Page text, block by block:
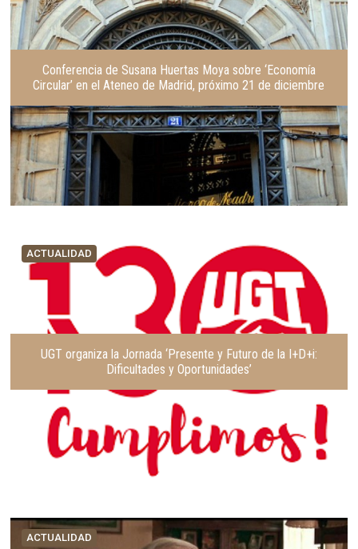
Conferencia de Susana Huertas Moya sobre ‘Economía
Circular’ en el Ateneo de Madrid, próximo 21 de diciembre
ACTUALIDAD
UGT organiza la Jornada ‘Presente y Futuro de la I+D+i:
Dificultades y Oportunidades’
ACTUALIDAD